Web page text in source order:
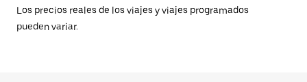
Los precios reales de los viajes y viajes programados
pueden variar.